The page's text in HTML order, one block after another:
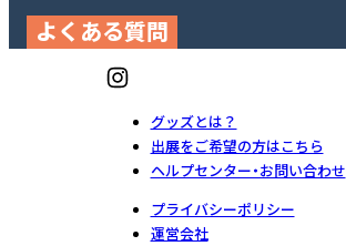
よくある質問
グッズとは？
出展をご希望の方はこちら
ヘルプセンター・お問い合わせ
プライバシーポリシー
運営会社